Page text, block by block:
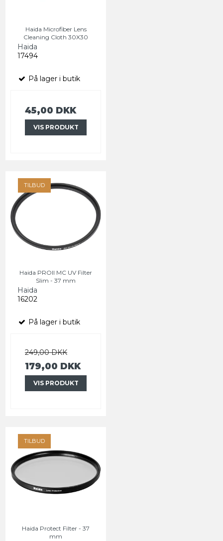
Haida Microfiber Lens
Cleaning Cloth 30X30
Haida
17494
På lager i butik
45,00 DKK
VIS PRODUKT
TILBUD
Haida PROII MC UV Filter
Slim - 37 mm
Haida
16202
På lager i butik
249,00 DKK
179,00 DKK
VIS PRODUKT
TILBUD
Haida Protect Filter - 37
mm